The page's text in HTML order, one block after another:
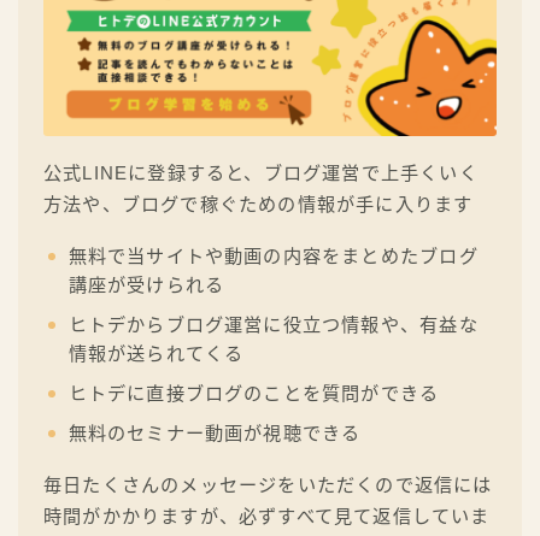
公式LINEに登録すると、ブログ運営で上手くいく
方法や、ブログで稼ぐための情報が手に入ります
無料で当サイトや動画の内容をまとめたブログ
講座が受けられる
ヒトデからブログ運営に役立つ情報や、有益な
情報が送られてくる
ヒトデに直接ブログのことを質問ができる
無料のセミナー動画が視聴できる
毎日たくさんのメッセージをいただくので返信には
時間がかかりますが、必ずすべて見て返信していま